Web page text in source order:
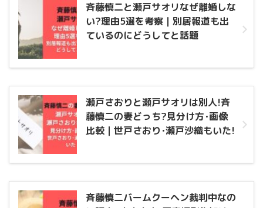
斉藤慎二と瀬戸サオリなぜ離婚しな
い?理由5選を考察｜別居報道も出
ているのにどうしてと話題
瀬戸さおりと瀬戸サオリは別人!斉
藤慎二の妻どっち?見分け方･画像
比較｜世戸さおり･瀬戸沙織もいた!
斉藤慎二バームクーヘン裁判中なの